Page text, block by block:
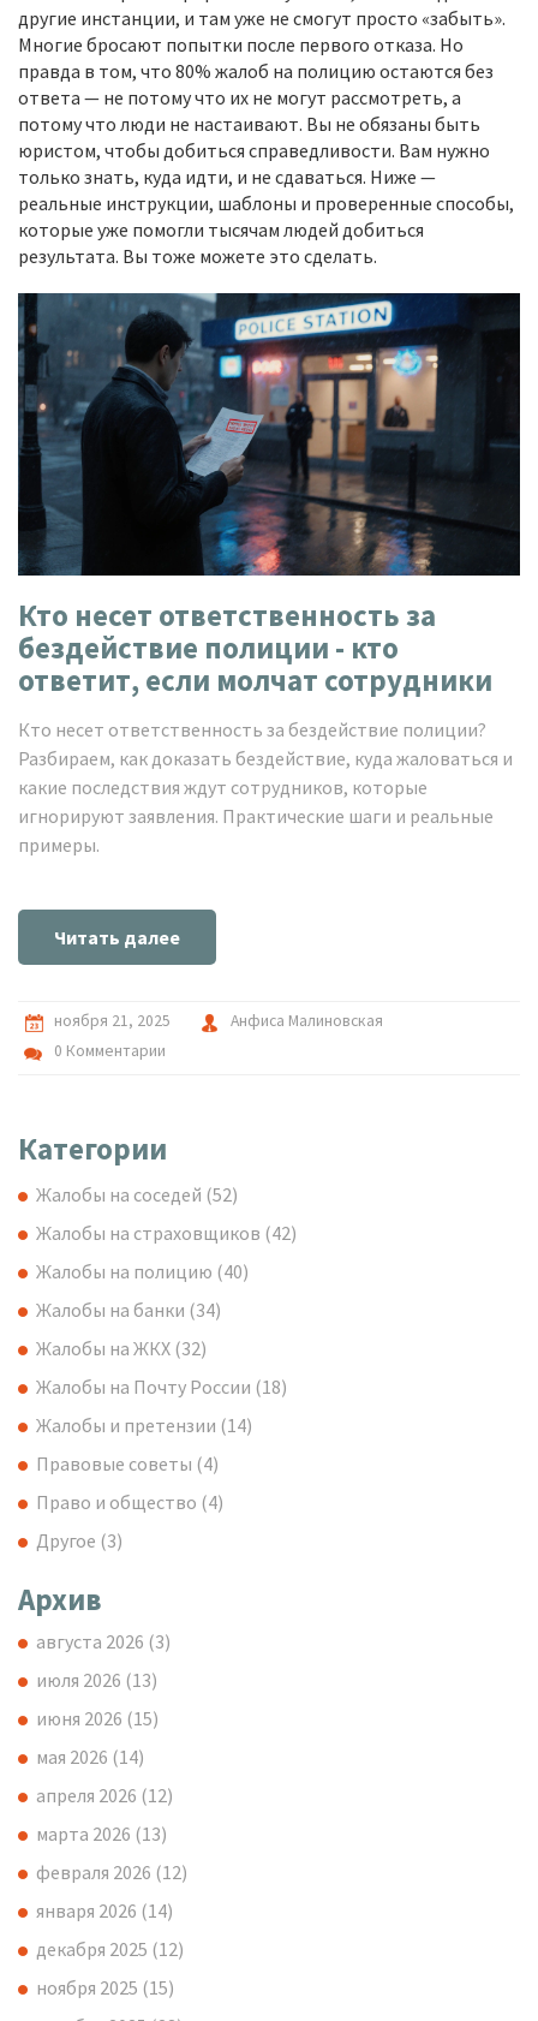
другие инстанции, и там уже не смогут просто «забыть».
Многие бросают попытки после первого отказа. Но
правда в том, что 80% жалоб на полицию остаются без
ответа — не потому что их не могут рассмотреть, а
потому что люди не настаивают. Вы не обязаны быть
юристом, чтобы добиться справедливости. Вам нужно
только знать, куда идти, и не сдаваться. Ниже —
реальные инструкции, шаблоны и проверенные способы,
которые уже помогли тысячам людей добиться
результата. Вы тоже можете это сделать.
Кто несет ответственность за
бездействие полиции - кто
ответит, если молчат сотрудники
Кто несет ответственность за бездействие полиции?
Разбираем, как доказать бездействие, куда жаловаться и
какие последствия ждут сотрудников, которые
игнорируют заявления. Практические шаги и реальные
примеры.
Читать далее
ноября 21, 2025
Анфиса Малиновская
0 Комментарии
Категории
Жалобы на соседей (52)
Жалобы на страховщиков (42)
Жалобы на полицию (40)
Жалобы на банки (34)
Жалобы на ЖКХ (32)
Жалобы на Почту России (18)
Жалобы и претензии (14)
Правовые советы (4)
Право и общество (4)
Другое (3)
Архив
августа 2026 (3)
июля 2026 (13)
июня 2026 (15)
мая 2026 (14)
апреля 2026 (12)
марта 2026 (13)
февраля 2026 (12)
января 2026 (14)
декабря 2025 (12)
ноября 2025 (15)